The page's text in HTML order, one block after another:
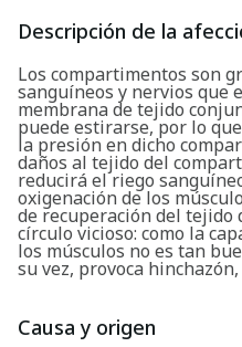
Descripción de la
Los compartimentos son
sanguíneos y nervios que
membrana de tejido
puede estirarse, por lo
la presión en dicho
daños al tejido del
reducirá el riego
oxigenación de los
de recuperación del tejido
círculo vicioso: como la
los músculos no es tan
su vez, provoca hinchazón,
Causa y origen